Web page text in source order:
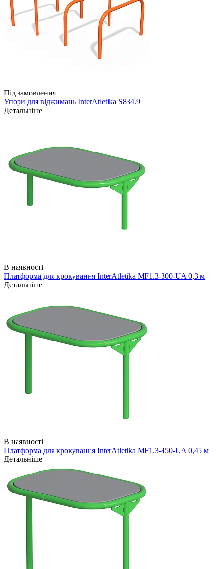
Під замовлення
Упори для віджимань InterAtletika S834.9
Детальніше
В наявності
Платформа для крокування InterAtletika MF1.3-300-UA 0,3 м
Детальніше
В наявності
Платформа для крокування InterAtletika MF1.3-450-UA 0,45 м
Детальніше